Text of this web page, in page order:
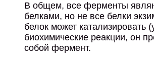
В общем, все ферменты
белками, но не все белки
белок может катализировать
биохимические реакции, он
собой фермент.